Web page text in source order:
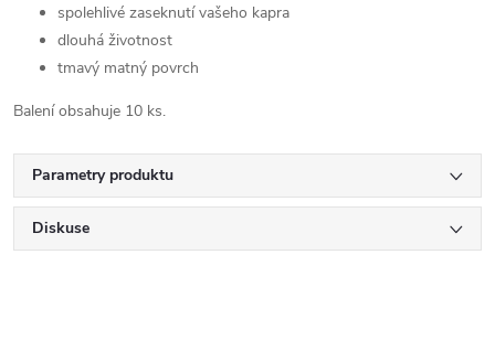
spolehlivé zaseknutí vašeho kapra
dlouhá životnost
tmavý matný povrch
Balení obsahuje 10 ks.
Parametry produktu
Diskuse